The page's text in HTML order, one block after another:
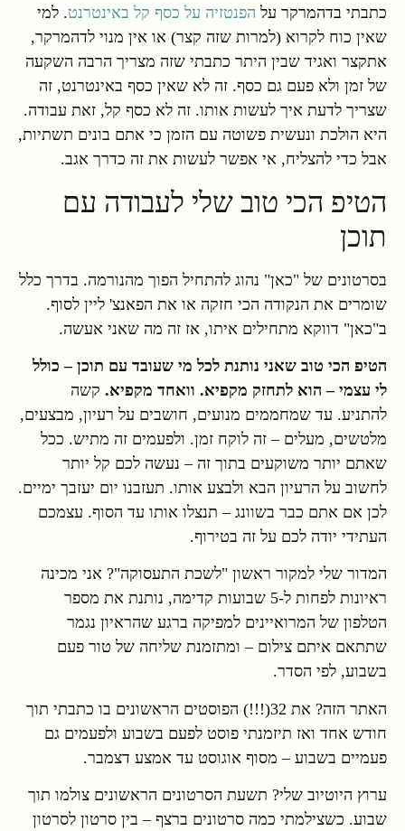
כתבתי בדהמרקר על הפנטזיה על כסף קל באינטרנט. למי
שאין כוח לקרוא (למרות שזה קצר) או אין מנוי לדהמרקר,
אתקצר ואגיד שבין היתר כתבתי שזה מצריך הרבה השקעה
של זמן ולא פעם גם כסף. זה לא שאין כסף באינטרנט, זה
שצריך לדעת איך לעשות אותו. זה לא כסף קל, זאת עבודה.
היא הולכת ונעשית פשוטה עם הזמן כי אתם בונים תשתיות,
אבל כדי להצליח, אי אפשר לעשות את זה כדרך אגב.
הטיפ הכי טוב שלי לעבודה עם
תוכן
בסרטונים של "כאן" נהוג להתחיל הפוך מהנורמה. בדרך כלל
שומרים את הנקודה הכי חזקה או את הפאנצ' ליין לסוף.
ב"כאן" דווקא מתחילים איתו, אז זה מה שאני אעשה.
הטיפ הכי טוב שאני נותנת לכל מי שעובד עם תוכן – כולל
לי עצמי – הוא לתחזק מקפיא. וואחד מקפיא. קשה
להתניע. עד שמחממים מנועים, חושבים על רעיון, מבצעים,
מלטשים, מעלים – זה לוקח זמן. ולפעמים זה מתיש. ככל
שאתם יותר משוקעים בתוך זה – נעשה לכם קל יותר
לחשוב על הרעיון הבא ולבצע אותו. תעזבנו יום יעזבך ימיים.
לכן אם אתם כבר בשוונג – תנצלו אותו עד הסוף. עצמכם
העתידי יודה לכם על זה בטירוף.
המדור שלי למקור ראשון "לשכת התעסוקה"? אני מכינה
ראיונות לפחות ל-5 שבועות קדימה, נותנת את מספר
הטלפון של המרואיינים למפיקה ברגע שהראיון נגמר
שתתאם איתם צילום – ומתזמנת שליחה של טור פעם
בשבוע, לפי הסדר.
האתר הזה? את 32(!!!) הפוסטים הראשונים בו כתבתי תוך
חודש אחד ואז תיזמנתי פוסט לפעם בשבוע ולפעמים גם
פעמיים בשבוע – מסוף אוגוסט עד אמצע דצמבר.
ערוץ היוטיוב שלי? תשעת הסרטונים הראשונים צולמו תוך
שבוע. כשצילמתי כמה סרטונים ברצף – בין סרטון לסרטון